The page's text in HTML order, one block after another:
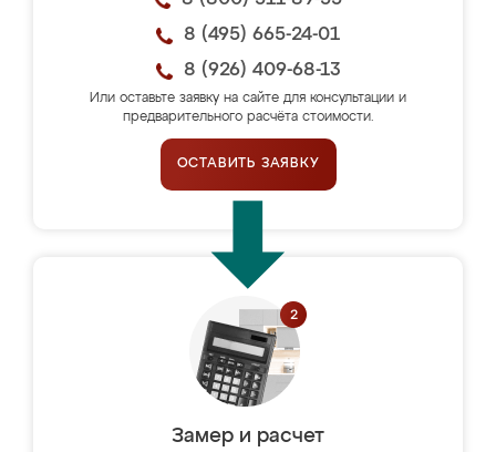
8 (495) 665-24-01
8 (926) 409-68-13
Или оставьте заявку на сайте для консультации и
предварительного расчёта стоимости.
ОСТАВИТЬ ЗАЯВКУ
Замер и расчет